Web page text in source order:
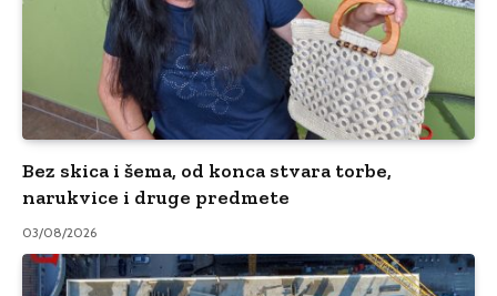
Bez skica i šema, od konca stvara torbe,
narukvice i druge predmete
03/08/2026